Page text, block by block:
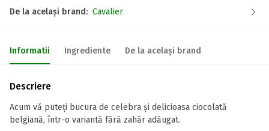
De la același brand: Cavalier
Informatii Ingrediente De la același brand
Descriere
Acum vă puteți bucura de celebra și delicioasa ciocolată
belgiană, într-o variantă fără zahăr adăugat.